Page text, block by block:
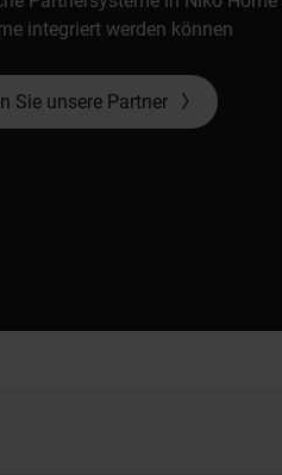
integriert werden können
Sie unsere Partner